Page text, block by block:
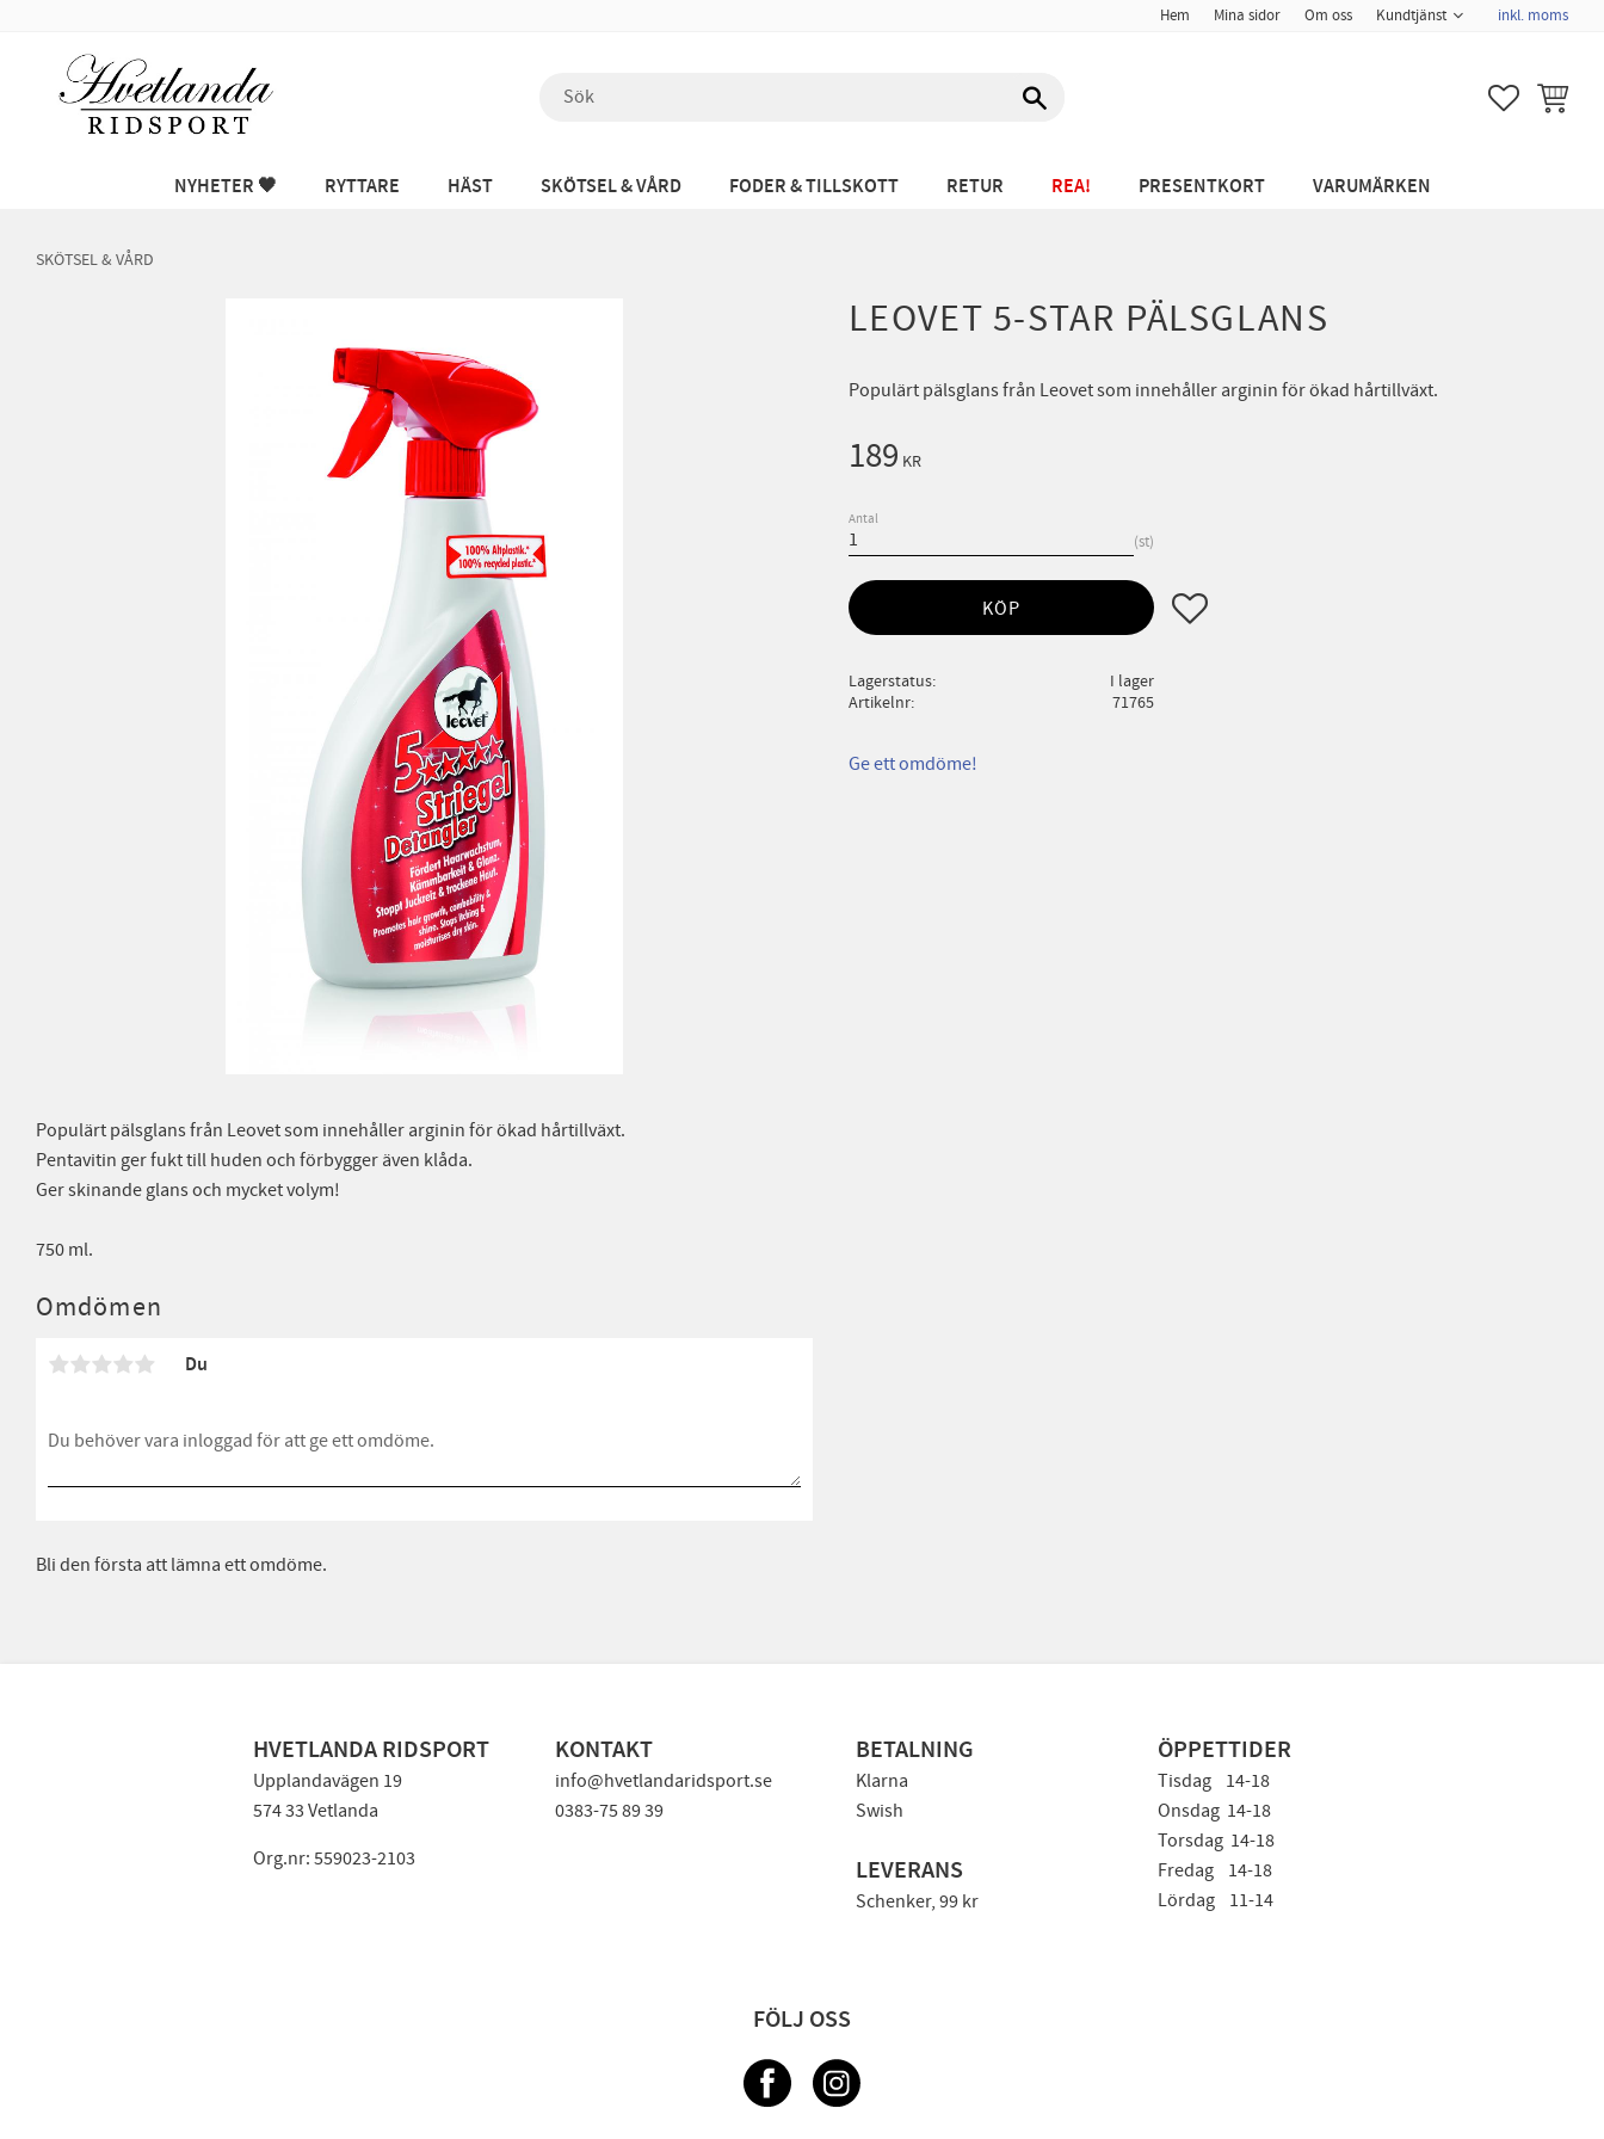
Hem Mina sidor Om oss Kundtjänst inkl. moms
FAVORITER
NYHETER 🖤 RYTTARE HÄST SKÖTSEL & VÅRD FODER & TILLSKOTT RETUR REA! PRESENTKORT VARUMÄRKEN
SKÖTSEL & VÅRD
LEOVET 5-STAR PÄLSGLANS
Populärt pälsglans från Leovet som innehåller arginin för ökad hårtillväxt.
189 KR
Antal
st
KÖP Lägg till i favoriter
Lagerstatus
I lager
Artikelnr
71765
Ge ett omdöme!
Populärt pälsglans från Leovet som innehåller arginin för ökad hårtillväxt.
Pentavitin ger fukt till huden och förbygger även klåda.
Ger skinande glans och mycket volym!
750 ml.
Omdömen
Du
Bli den första att lämna ett omdöme.
HVETLANDA RIDSPORT
Upplandavägen 19
574 33 Vetlanda
Org.nr: 559023-2103
KONTAKT
info@hvetlandaridsport.se
0383-75 89 39
BETALNING
Klarna
Swish
LEVERANS
Schenker, 99 kr
ÖPPETTIDER
Tisdag 14-18
Onsdag 14-18
Torsdag 14-18
Fredag 14-18
Lördag 11-14
FÖLJ OSS